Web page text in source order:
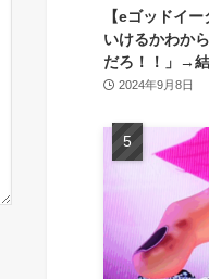
【eゴッドイ
いけるかわか
だろ！！」→結
2024年9月8日